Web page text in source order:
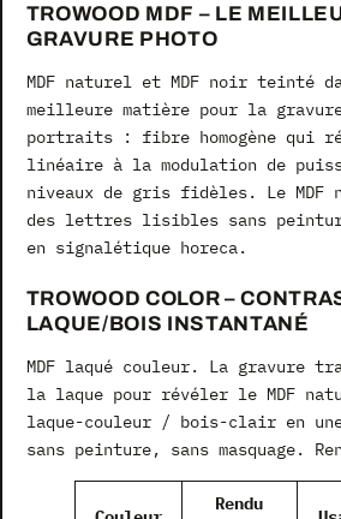
TROWOOD MDF – LE
GRAVURE PHOTO
MDF naturel et MDF noir teinté
meilleure matière pour la
portraits : fibre homogène qui
linéaire à la modulation de
niveaux de gris fidèles. Le MDF
des lettres lisibles sans
en signalétique horeca.
TROWOOD COLOR –
LAQUE/BOIS INSTANTANÉ
MDF laqué couleur. La gravure
la laque pour révéler le MDF
laque-couleur / bois-clair en
sans peinture, sans masquage.
Rendu